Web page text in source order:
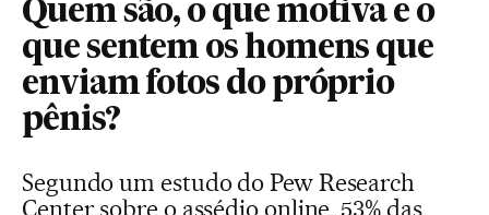
Quem são, o que motiva e o
que sentem os homens que
enviam fotos do próprio
pênis?
Segundo um estudo do Pew Research
Center sobre o assédio online, 53% das